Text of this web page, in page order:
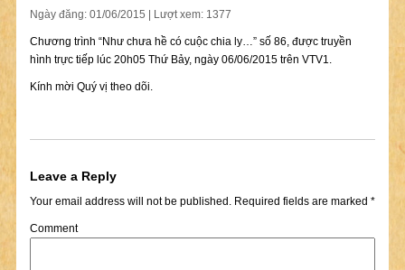
Ngày đăng: 01/06/2015 | Lượt xem: 1377
Chương trình “Như chưa hề có cuộc chia ly…” số 86, được truyền
hình trực tiếp lúc 20h05 Thứ Bảy, ngày 06/06/2015 trên VTV1.
Kính mời Quý vị theo dõi.
Leave a Reply
Your email address will not be published.Required fields are marked *
Comment